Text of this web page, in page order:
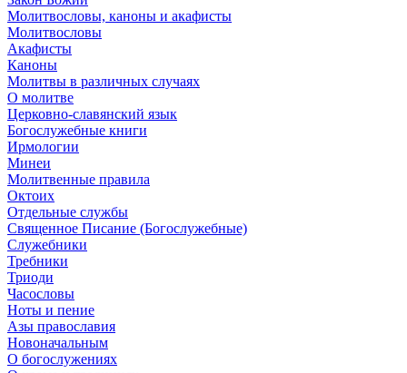
Молитвословы, каноны и акафисты
Молитвословы
Акафисты
Каноны
Молитвы в различных случаях
О молитве
Церковно-славянский язык
Богослужебные книги
Ирмологии
Минеи
Молитвенные правила
Октоих
Отдельные службы
Священное Писание (Богослужебные)
Служебники
Требники
Триоди
Часословы
Ноты и пение
Азы православия
Новоначальным
О богослужениях